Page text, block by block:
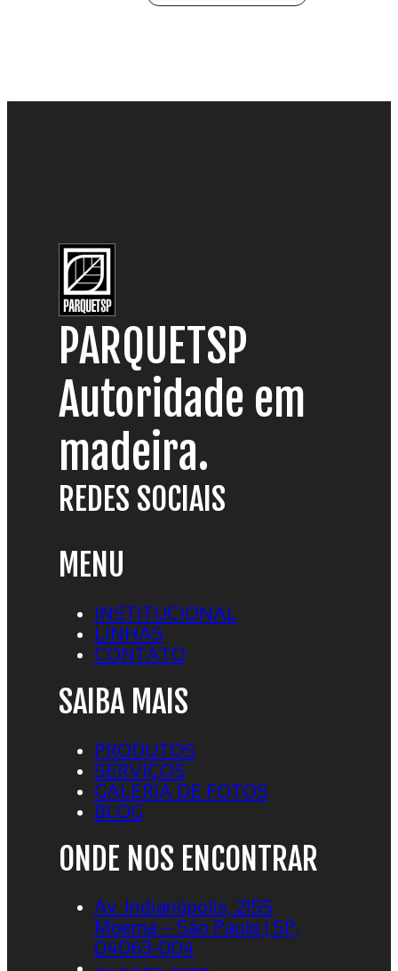
PARQUETSP
Autoridade em
madeira.
REDES SOCIAIS
MENU
INSTITUCIONAL
LINHAS
CONTATO
SAIBA MAIS
PRODUTOS
SERVIÇOS
GALERIA DE FOTOS
BLOG
ONDE NOS ENCONTRAR
Av. Indianópolis, 2155
Moema – São Paulo | SP,
04063-004